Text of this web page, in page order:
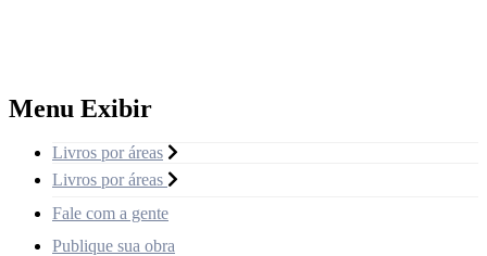
Menu Exibir
Livros por áreas
Livros por áreas
Fale com a gente
Publique sua obra